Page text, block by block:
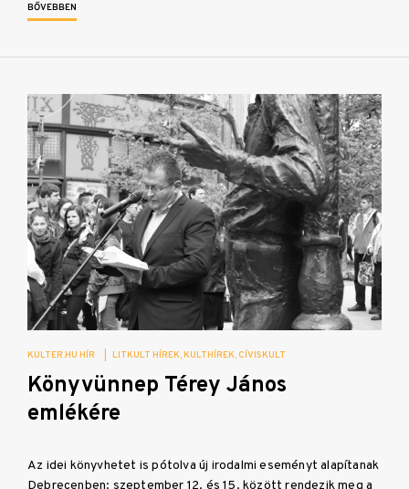
BŐVEBBEN
KULTER.HU HÍR LITKULT HÍREK KULTHÍREK CÍVISKULT
Könyvünnep Térey János
emlékére
Az idei könyvhetet is pótolva új irodalmi eseményt alapítanak
Debrecenben: szeptember 12. és 15. között rendezik meg a